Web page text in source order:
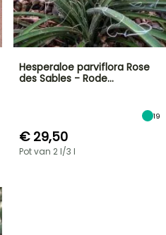
Hesperaloe parviflora Rose
des Sables - Rode…
19
€ 29,50
Pot van 2 l/3 l